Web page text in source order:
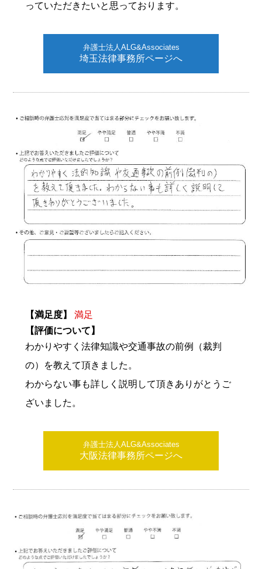
っていただきたいと思っております。
弁護士法人ALG&Associates
埼玉法律事務所ページへ
【満足度】
満足
【評価について】
わかりやすく法律知識や交通事故の前例（裁判
の）を教えて頂きました。
わからない事も詳しく説明して頂きありがとうご
ざいました。
弁護士法人ALG&Associates
大阪法律事務所ページへ